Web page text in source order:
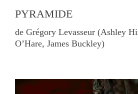
PYRAMIDE
de Grégory Levasseur (Ashley
O’Hare, James Buckley)